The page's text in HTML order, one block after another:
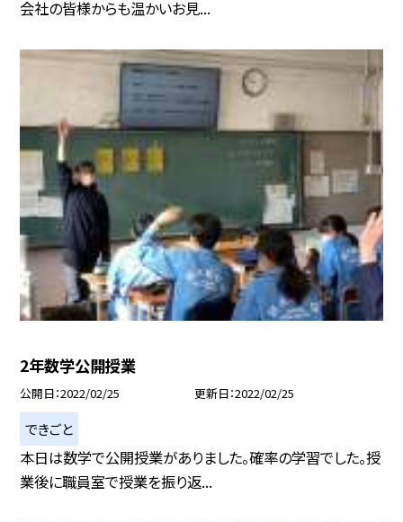
会社の皆様からも温かいお見...
2年数学公開授業
公開日 2022/02/25 更新日 2022/02/25
できごと
本日は数学で公開授業がありました。確率の学習でした。授
業後に職員室で授業を振り返...